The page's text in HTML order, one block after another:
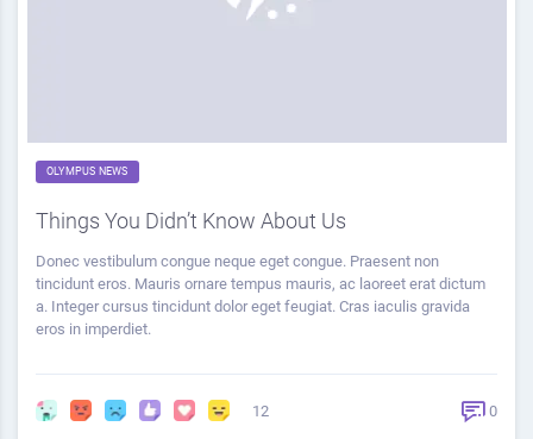
OLYMPUS NEWS
Things You Didn’t Know About Us
Donec vestibulum congue neque eget congue. Praesent non
tincidunt eros. Mauris ornare tempus mauris, ac laoreet erat dictum
a. Integer cursus tincidunt dolor eget feugiat. Cras iaculis gravida
eros in imperdiet.
12 0